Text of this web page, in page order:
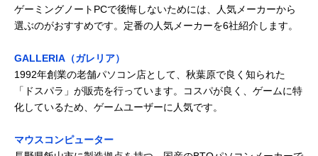
ゲーミングノートPCで後悔しないためには、人気メーカーから
選ぶのがおすすめです。定番の人気メーカーを6社紹介します。
GALLERIA（ガレリア）
1992年創業の老舗パソコン店として、秋葉原で良く知られた
「ドスパラ」が販売を行っています。コスパが良く、ゲームに特
化しているため、ゲームユーザーに人気です。
マウスコンピューター